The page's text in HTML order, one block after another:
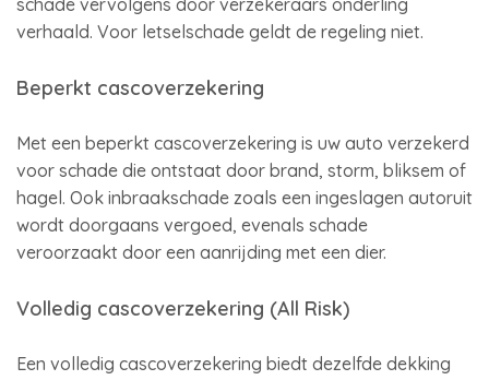
schade vervolgens door verzekeraars onderling
verhaald. Voor letselschade geldt de regeling niet.
Beperkt cascoverzekering
Met een beperkt cascoverzekering is uw auto verzekerd
voor schade die ontstaat door brand, storm, bliksem of
hagel. Ook inbraakschade zoals een ingeslagen autoruit
wordt doorgaans vergoed, evenals schade
veroorzaakt door een aanrijding met een dier.
Volledig cascoverzekering (All Risk)
Een volledig cascoverzekering biedt dezelfde dekking